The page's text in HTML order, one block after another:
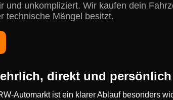
und unkompliziert. Wir kaufen dein
technische Mängel besitzt.
direkt und persönlich
Automarkt ist ein klarer Ablauf besonders